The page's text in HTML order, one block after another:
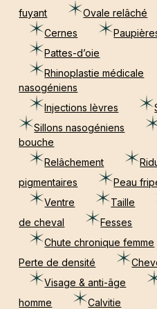
fuyant
Ovale relâché
Cernes
Pattes-d’oie
Rhinoplastie médicale
nasogéniens
Injections lèvres
Sillons nasogéniens
bouche
Relâchement
pigmentaires
Peau
Ventre
Taille
de cheval
Fesses
Chute chronique femme
Perte de densité
Visage & anti-âge
homme
Calvitie